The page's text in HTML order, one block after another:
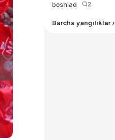
boshladi
2
Barcha yangiliklar ›